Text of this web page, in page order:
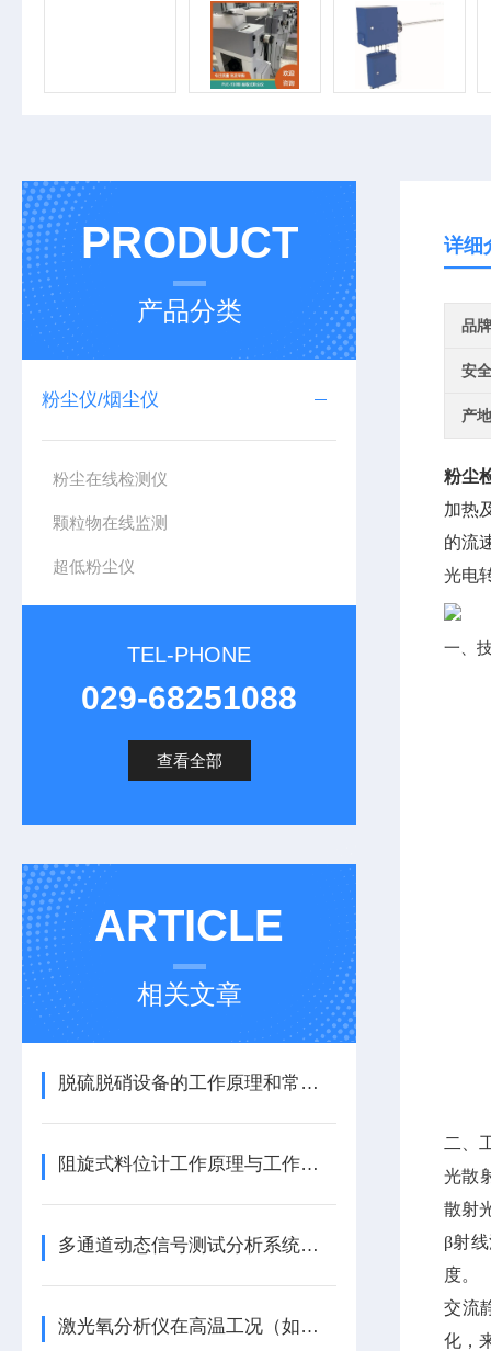
PRODUCT
产品分类
粉尘仪/烟尘仪
粉尘在线检测仪
颗粒物在线监测
超低粉尘仪
TEL-PHONE
029-68251088
查看全部
ARTICLE
相关文章
脱硫脱硝设备的工作原理和常见使用场景
阻旋式料位计工作原理与工作方式
多通道动态信号测试分析系统的分类及应用场景
激光氧分析仪在高温工况（如锅炉温度≥800℃）下的安装防护措施？
详细
品牌
安
产
粉尘
加热
的流
光电
一、
二、
光散
散射
β射
度。
交流
化，